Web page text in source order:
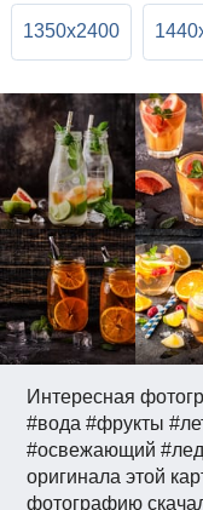
Интересная
#вода #фрукты
#освежающий
оригинала этой
фотографию
1350x2400